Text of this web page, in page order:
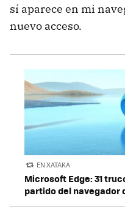
sí aparece en mi
nuevo acceso.
EN XATAKA
Microsoft Edge: 31
partido del navegador